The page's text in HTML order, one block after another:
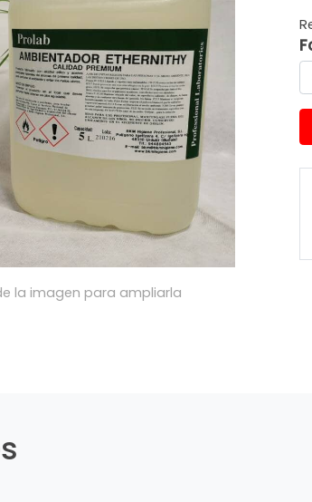
la imagen para ampliarla